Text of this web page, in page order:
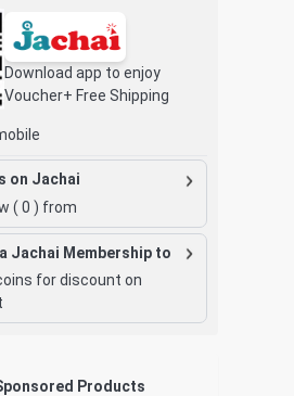
Download app to enjoy
Voucher+ Free Shipping
on Jachai
(0 ) from
Jachai Membership to
for discount on
Products